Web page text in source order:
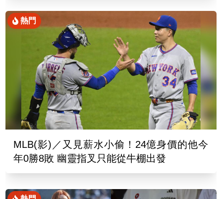
熱門
MLB(影)／又見薪水小偷！24億身價的他今
年0勝8敗 幽靈指叉只能從牛棚出發